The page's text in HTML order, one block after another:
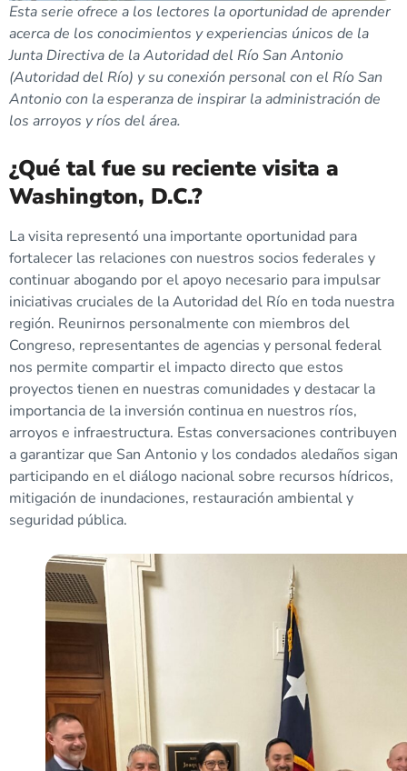
Esta serie ofrece a los lectores la oportunidad de aprender
acerca de los conocimientos y experiencias únicos de la
Junta Directiva de la Autoridad del Río San Antonio
(Autoridad del Río) y su conexión personal con el Río San
Antonio con la esperanza de inspirar la administración de
los arroyos y ríos del área.
¿Qué tal fue su reciente visita a
Washington, D.C.?
La visita representó una importante oportunidad para
fortalecer las relaciones con nuestros socios federales y
continuar abogando por el apoyo necesario para impulsar
iniciativas cruciales de la Autoridad del Río en toda nuestra
región. Reunirnos personalmente con miembros del
Congreso, representantes de agencias y personal federal
nos permite compartir el impacto directo que estos
proyectos tienen en nuestras comunidades y destacar la
importancia de la inversión continua en nuestros ríos,
arroyos e infraestructura. Estas conversaciones contribuyen
a garantizar que San Antonio y los condados aledaños sigan
participando en el diálogo nacional sobre recursos hídricos,
mitigación de inundaciones, restauración ambiental y
seguridad pública.